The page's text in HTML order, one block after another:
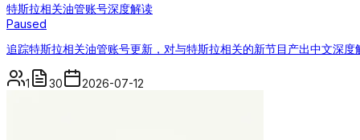
特斯拉相关油管账号深度解读
Paused
追踪特斯拉相关油管账号更新，对与特斯拉相关的新节目产出中文深度
1 30 2026-07-12